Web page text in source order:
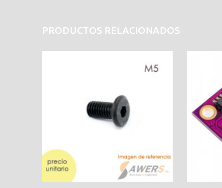
PRODUCTOS RELACIONADOS